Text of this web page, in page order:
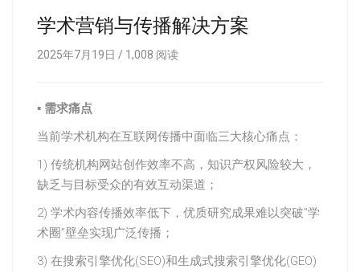
学术营销与传播解决方案
2025年7月19日 / 1,008 阅读
▪ 需求痛点
当前学术机构在互联网传播中面临三大核心痛点：
1) 传统机构网站创作效率不高，知识产权风险较大，
缺乏与目标受众的有效互动渠道；
2) 学术内容传播效率低下，优质研究成果难以突破”学
术圈”壁垒实现广泛传播；
3) 在搜索引擎优化(SEO)和生成式搜索引擎优化(GEO)